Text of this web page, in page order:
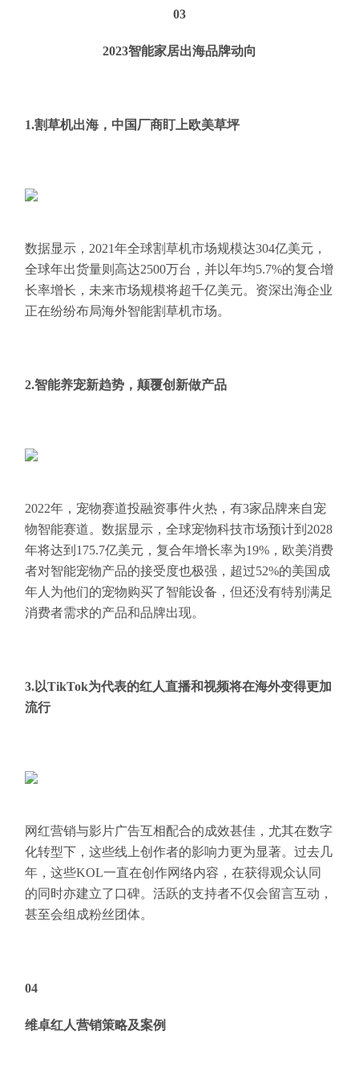
03
2023智能家居出海品牌动向
1.割草机出海，中国厂商盯上欧美草坪
数据显示，2021年全球割草机市场规模达304亿美元，
全球年出货量则高达2500万台，并以年均5.7%的复合增
长率增长，未来市场规模将超千亿美元。资深出海企业
正在纷纷布局海外智能割草机市场。
2.智能养宠新趋势，颠覆创新做产品
2022年，宠物赛道投融资事件火热，有3家品牌来自宠
物智能赛道。数据显示，全球宠物科技市场预计到2028
年将达到175.7亿美元，复合年增长率为19%，欧美消费
者对智能宠物产品的接受度也极强，超过52%的美国成
年人为他们的宠物购买了智能设备，但还没有特别满足
消费者需求的产品和品牌出现。
3.以TikTok为代表的红人直播和视频将在海外变得更加
流行
网红营销与影片广告互相配合的成效甚佳，尤其在数字
化转型下，这些线上创作者的影响力更为显著。过去几
年，这些KOL一直在创作网络内容，在获得观众认同
的同时亦建立了口碑。活跃的支持者不仅会留言互动，
甚至会组成粉丝团体。
04
维卓红人营销策略及案例